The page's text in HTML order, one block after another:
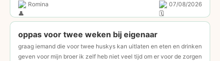
Romina
07/08/2026
oppas voor twee weken bij eigenaar
graag iemand die voor twee huskys kan uitlaten en eten en drinken
geven voor mijn broer ik zelf heb niet veel tijd om er voor de zorgen